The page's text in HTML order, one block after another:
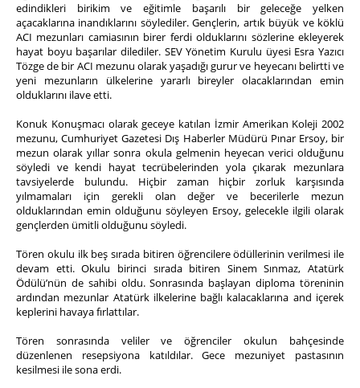
edindikleri birikim ve eğitimle başarılı bir geleceğe yelken
açacaklarına inandıklarını söylediler. Gençlerin, artık büyük ve köklü
ACI mezunları camiasının birer ferdi olduklarını sözlerine ekleyerek
hayat boyu başarılar dilediler. SEV Yönetim Kurulu üyesi Esra Yazıcı
Tözge de bir ACI mezunu olarak yaşadığı gurur ve heyecanı belirtti ve
yeni mezunların ülkelerine yararlı bireyler olacaklarından emin
olduklarını ilave etti.
Konuk Konuşmacı olarak geceye katılan İzmir Amerikan Koleji 2002
mezunu, Cumhuriyet Gazetesi Dış Haberler Müdürü Pınar Ersoy, bir
mezun olarak yıllar sonra okula gelmenin heyecan verici olduğunu
söyledi ve kendi hayat tecrübelerinden yola çıkarak mezunlara
tavsiyelerde bulundu. Hiçbir zaman hiçbir zorluk karşısında
yılmamaları için gerekli olan değer ve becerilerle mezun
olduklarından emin olduğunu söyleyen Ersoy, gelecekle ilgili olarak
gençlerden ümitli olduğunu söyledi.
Tören okulu ilk beş sırada bitiren öğrencilere ödüllerinin verilmesi ile
devam etti. Okulu birinci sırada bitiren Sinem Sınmaz, Atatürk
Ödülü’nün de sahibi oldu. Sonrasında başlayan diploma töreninin
ardından mezunlar Atatürk ilkelerine bağlı kalacaklarına and içerek
keplerini havaya fırlattılar.
Tören sonrasında veliler ve öğrenciler okulun bahçesinde
düzenlenen resepsiyona katıldılar. Gece mezuniyet pastasının
kesilmesi ile sona erdi.